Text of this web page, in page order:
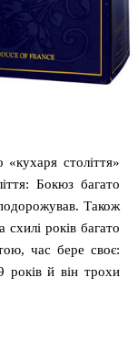
«кухаря століття»
Бокюз багато
Також
схилі років багато
час бере своє:
років й він трохи